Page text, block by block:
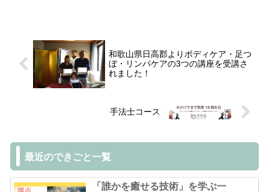
和歌山県日高郡よりボディケア・足つ
ぼ・リンパケアの3つの講座を受講さ
れました！
手法士コース
最近のできごと一覧
「誰かを癒せる技術」を学ぶ一